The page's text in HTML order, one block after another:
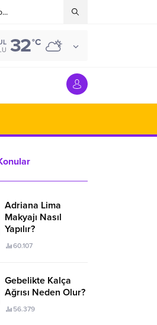
32°C
Adriana Lima
Makyajı Nasıl
Yapılır?
60.107
Gebelikte Kalça
Ağrısı Neden Olur?
56.379